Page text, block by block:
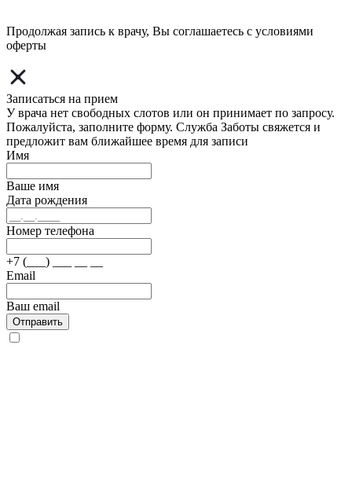
Продолжая запись к врачу, Вы соглашаетесь с условиями
оферты
Записаться на прием
У врача нет свободных слотов или он принимает по запросу.
Пожалуйста, заполните форму. Служба Заботы свяжется и
предложит вам ближайшее время для записи
Имя
Ваше имя
Дата рождения
Номер телефона
+7 (___) ___ __ __
Email
Ваш email
Отправить